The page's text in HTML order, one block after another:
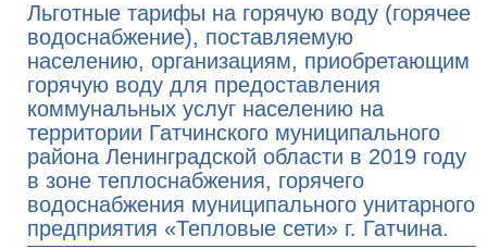
Льготные тарифы на горячую воду (горячее
водоснабжение), поставляемую
населению, организациям, приобретающим
горячую воду для предоставления
коммунальных услуг населению на
территории Гатчинского муниципального
района Ленинградской области в 2019 году
в зоне теплоснабжения, горячего
водоснабжения муниципального унитарного
предприятия «Тепловые сети» г. Гатчина.